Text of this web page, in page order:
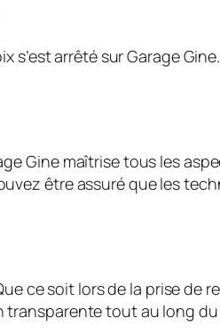
arrêté sur Garage
Gine maîtrise tous les
être assuré que les
ce soit lors de la prise de
transparente tout au long